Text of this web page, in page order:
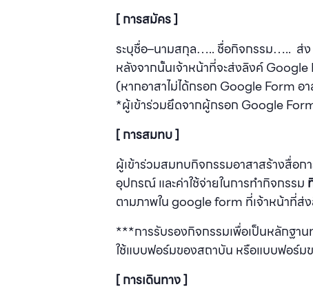
[ การสมัคร ]
ระบุชื่อ–นามสกุล….. ชื่อกิจกรรม….. ส่
หลังจากนั้นเจ้าหน้าที่จะส่งลิงค์
(หากอาสาไม่ได้กรอก Google Form อ
*ผู้เข้าร่วมยึดจากผู้กรอก Google
[ การสมทบ ]
ผู้เข้าร่วมสมทบกิจกรรมอาสาสร้างสื่อก
อุปกรณ์ และค่าใช้จ่ายในการทำกิจกรรม
ตามภาพใน google form ที่เจ้าหน้าที่ส่
***การรับรองกิจกรรมเพื่อเป็นหลักฐา
ใช้แบบฟอร์มของสถาบัน หรือแบบฟอร์ม
[ การเดินทาง ]